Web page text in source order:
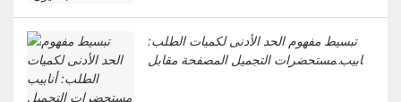
تبسيط مفهوم الحد الأدنى لكميات الطلب:
أنابيب مستحضرات التجميل المصفحة مقابل